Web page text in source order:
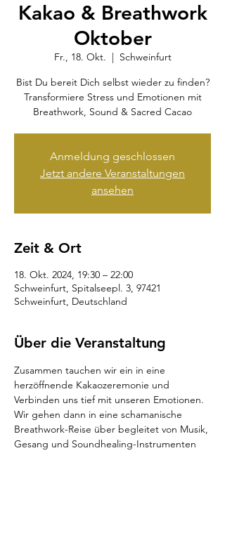
Kakao & Breathwork
Oktober
Fr., 18. Okt.
Schweinfurt
Bist Du bereit Dich selbst wieder zu finden?
Transformiere Stress und Emotionen mit
Breathwork, Sound & Sacred Cacao
Anmeldung geschlossen
Jetzt andere Veranstaltungen
ansehen
Zeit & Ort
18. Okt. 2024, 19:30 – 22:00
Schweinfurt, Spitalseepl. 3, 97421
Schweinfurt, Deutschland
Über die Veranstaltung
Zusammen tauchen wir ein in eine
herzöffnende Kakaozeremonie und
Verbinden uns tief mit unseren Emotionen.
Wir gehen dann in eine schamanische
Breathwork-Reise über begleitet von Musik,
Gesang und Soundhealing-Instrumenten